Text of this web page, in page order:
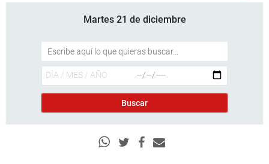
Martes 21 de diciembre